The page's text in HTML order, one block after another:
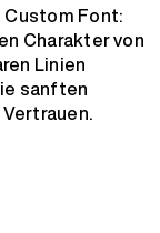
Custom Font:
Charakter von
Linien
sanften